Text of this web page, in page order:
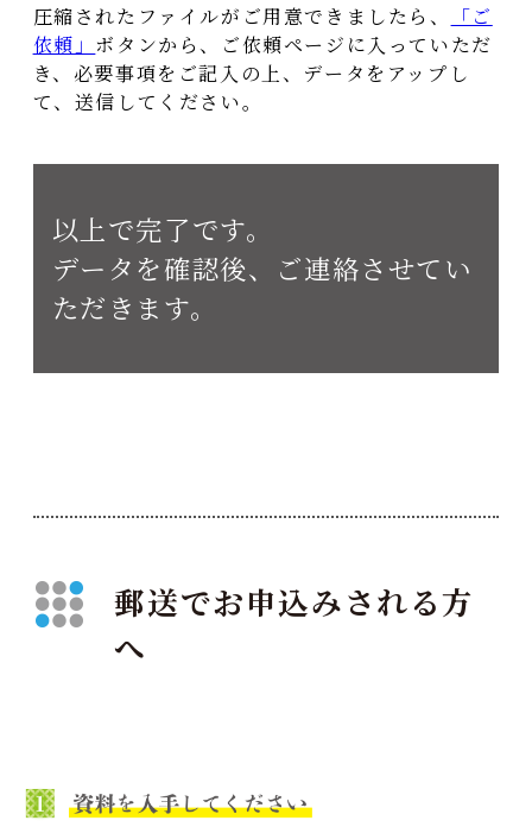
圧縮されたファイルがご用意できましたら、
「ご
依頼」 ボタンから、ご依頼ページに入っていただ
き、必要事項をご記入の上、データをアップし
て、送信してください。
以上で完了です。
データを確認後、ご連絡させてい
ただきます。
郵送でお申込みされる方
へ